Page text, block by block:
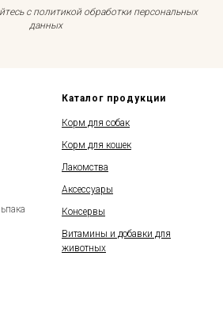
с политикой обработки персональных
данных
Каталог продукции
Корм для собак
Корм для кошек
Лакомства
Аксессуары
Консервы
Витамины и добавки для
животных